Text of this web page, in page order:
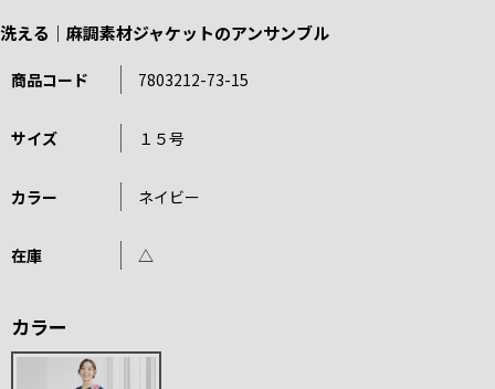
洗える｜麻調素材ジャケットのアンサンブル
商品コード 7803212-73-15
サイズ １５号
カラー ネイビー
在庫 △
カラー